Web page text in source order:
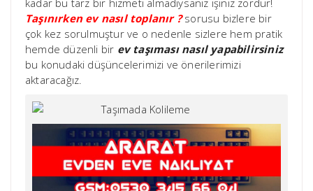
kadar bu tarz bir hizmeti almadıysanız işiniz zordur!
Taşınırken ev nasıl toplanır ?sorusu bizlere bir
çok kez sorulmuştur ve o nedenle sizlere hem pratik
hemde düzenli bir ev taşıması nasıl yapabilirsiniz
bu konudaki düşüncelerimizi ve önerilerimizi
aktaracağız.